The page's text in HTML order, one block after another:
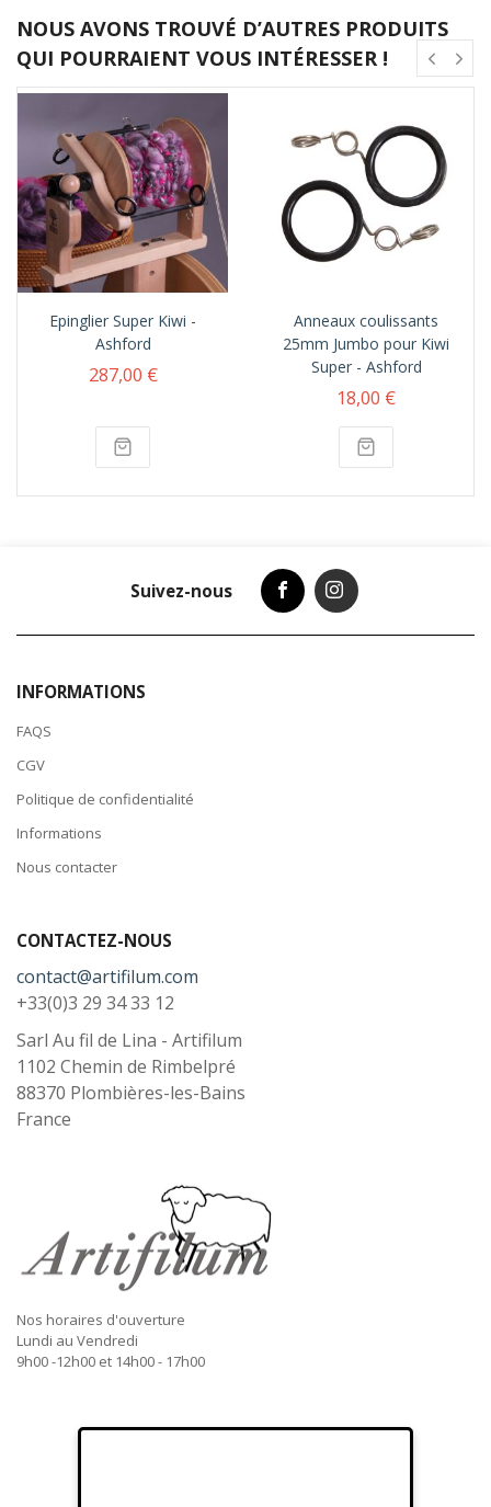
NOUS AVONS TROUVÉ D’AUTRES PRODUITS
QUI POURRAIENT VOUS INTÉRESSER !
Epinglier Super Kiwi -
Ashford
287,00 €
Anneaux coulissants
25mm Jumbo pour Kiwi
Super - Ashford
18,00 €
Suivez-nous
INFORMATIONS
FAQS
CGV
Politique de confidentialité
Informations
Nous contacter
CONTACTEZ-NOUS
contact@artifilum.com
+33(0)3 29 34 33 12
Sarl Au fil de Lina - Artifilum
1102 Chemin de Rimbelpré
88370 Plombières-les-Bains
France
Nos horaires d'ouverture
Lundi au Vendredi
9h00 -12h00 et 14h00 - 17h00